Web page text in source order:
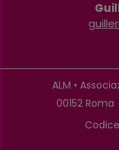
ALM •
00152